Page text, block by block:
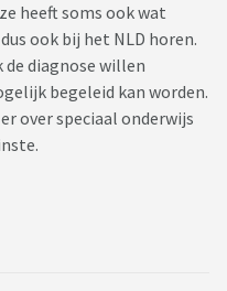
heeft soms ook wat
ook bij het NLD horen.
diagnose willen
begeleid kan worden.
over speciaal onderwijs